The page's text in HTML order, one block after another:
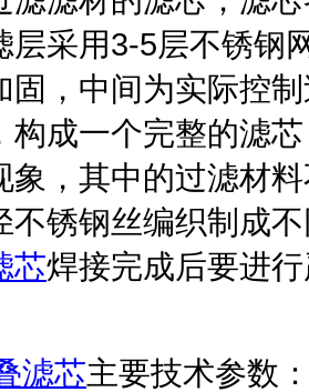
层采用3-5层不锈钢
固，中间为实际控
构成一个完整的滤
象，其中的过滤材
不锈钢丝编织制成
芯焊接完成后要进
滤芯主要技术参数